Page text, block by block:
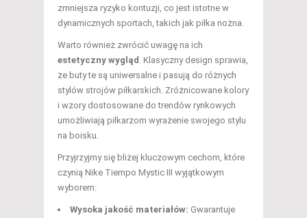
zmniejsza ryzyko kontuzji, co jest istotne w
dynamicznych sportach, takich jak piłka nożna.
Warto również zwrócić uwagę na ich
estetyczny wygląd . Klasyczny design sprawia,
że buty te są uniwersalne i pasują do różnych
stylów strojów piłkarskich. Zróżnicowane kolory
i wzory dostosowane do trendów rynkowych
umożliwiają piłkarzom wyrażenie swojego stylu
na boisku.
Przyjrzyjmy się bliżej kluczowym cechom, które
czynią Nike Tiempo Mystic III wyjątkowym
wyborem:
Wysoka jakość materiałów: Gwarantuje